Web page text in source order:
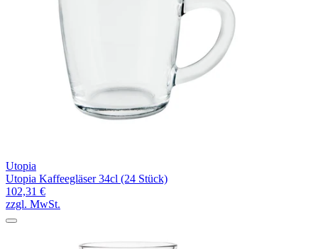
Utopia
Utopia Kaffeegläser 34cl (24 Stück)
102,31 €
zzgl. MwSt.